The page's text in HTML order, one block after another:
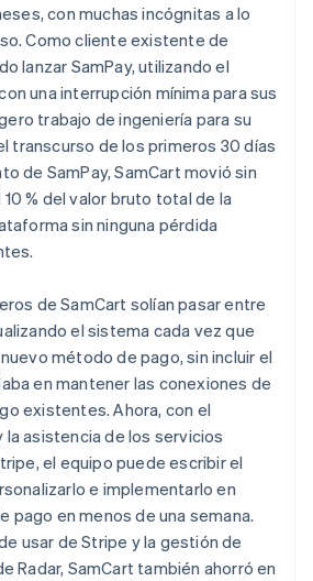
con muchas incógnitas a lo
Como cliente existente de
lanzar SamPay, utilizando el
una interrupción mínima para sus
trabajo de ingeniería para su
transcurso de los primeros 30 días
de SamPay, SamCart movió sin
% del valor bruto total de la
sin ninguna pérdida
de SamCart solían pasar entre
el sistema cada vez que
método de pago, sin incluir el
en mantener las conexiones de
existentes. Ahora, con el
la asistencia de los servicios
el equipo puede escribir el
e implementarlo en
pago en menos de una semana.
usar de Stripe y la gestión de
Radar, SamCart también ahorró en